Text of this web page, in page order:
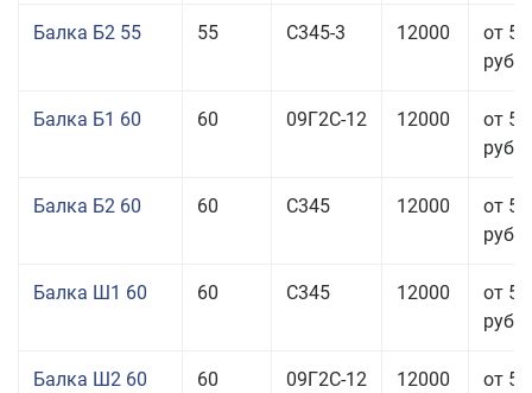
Балка Б2 55 55 С345-3 12000
от
руб.
Балка Б1 60 60 09Г2С-12 12000
от
руб.
Балка Б2 60 60 С345 12000
от
руб.
Балка Ш1 60 60 С345 12000
от
руб.
Балка Ш2 60 60 09Г2С-12 12000
от